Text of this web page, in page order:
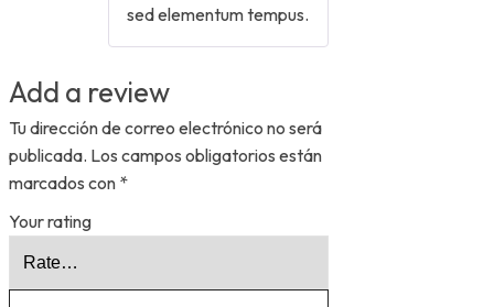
sed elementum tempus.
Add a review
Tu dirección de correo electrónico no será
publicada. Los campos obligatorios están
marcados con *
Your rating